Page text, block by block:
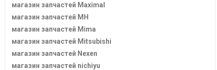
магазин запчастей Maximal
магазин запчастей MH
магазин запчастей Mima
магазин запчастей Mitsubishi
магазин запчастей Nexen
магазин запчастей nichiyu